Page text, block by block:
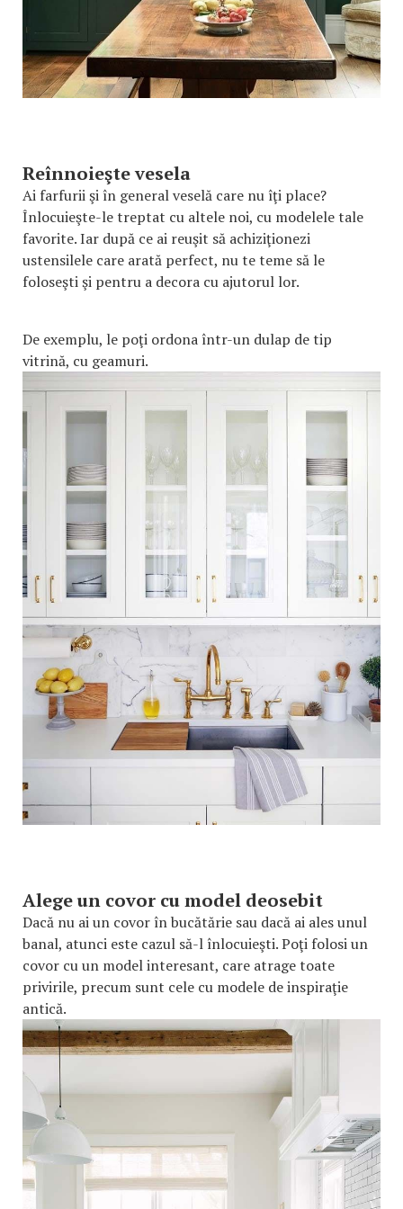
Reînnoieşte vesela
Ai farfurii şi în general veselă care nu îţi place?
Înlocuieşte-le treptat cu altele noi, cu modelele tale
favorite. Iar după ce ai reuşit să achiziţionezi
ustensilele care arată perfect, nu te teme să le
foloseşti şi pentru a decora cu ajutorul lor.
De exemplu, le poţi ordona într-un dulap de tip
vitrină, cu geamuri.
Alege un covor cu model deosebit
Dacă nu ai un covor în bucătărie sau dacă ai ales unul
banal, atunci este cazul să-l înlocuieşti. Poţi folosi un
covor cu un model interesant, care atrage toate
privirile, precum sunt cele cu modele de inspiraţie
antică.